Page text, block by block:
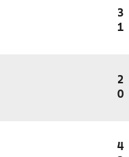
3
1
2
0
4